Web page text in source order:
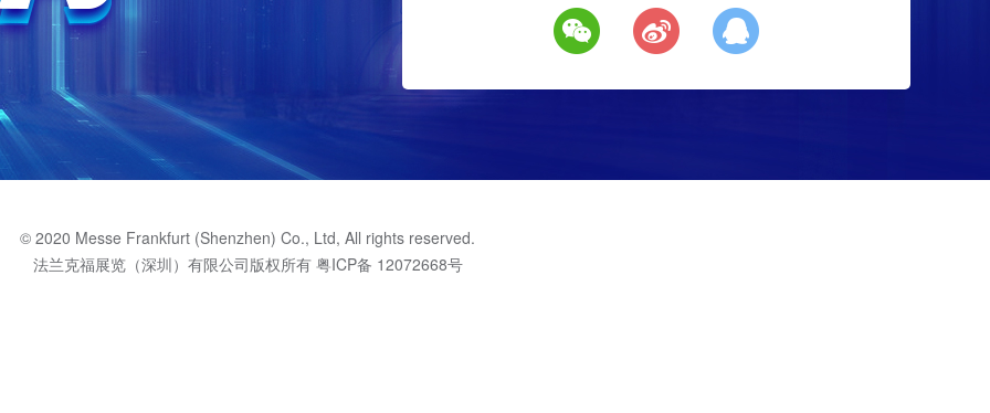
© 2020 Messe Frankfurt (Shenzhen) Co., Ltd, All rights reserved.
法兰克福展览（深圳）有限公司版权所有 粤ICP备 12072668号